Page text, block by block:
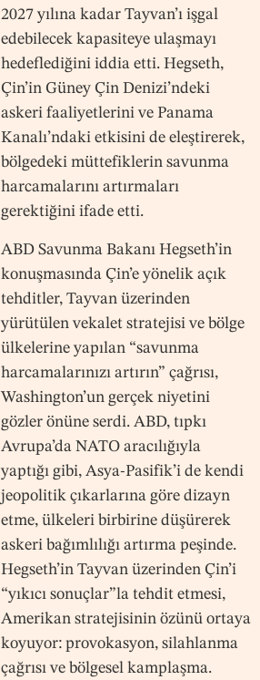
2027 yılına kadar Tayvan’ı işgal
edebilecek kapasiteye ulaşmayı
hedeflediğini iddia etti. Hegseth,
Çin’in Güney Çin Denizi’ndeki
askeri faaliyetlerini ve Panama
Kanalı’ndaki etkisini de eleştirerek,
bölgedeki müttefiklerin savunma
harcamalarını artırmaları
gerektiğini ifade etti.
ABD Savunma Bakanı Hegseth’in
konuşmasında Çin’e yönelik açık
tehditler, Tayvan üzerinden
yürütülen vekalet stratejisi ve bölge
ülkelerine yapılan “savunma
harcamalarınızı artırın” çağrısı,
Washington’un gerçek niyetini
gözler önüne serdi. ABD, tıpkı
Avrupa’da NATO aracılığıyla
yaptığı gibi, Asya-Pasifik’i de kendi
jeopolitik çıkarlarına göre dizayn
etme, ülkeleri birbirine düşürerek
askeri bağımlılığı artırma peşinde.
Hegseth’in Tayvan üzerinden Çin’i
“yıkıcı sonuçlar”la tehdit etmesi,
Amerikan stratejisinin özünü ortaya
koyuyor: provokasyon, silahlanma
çağrısı ve bölgesel kamplaşma.